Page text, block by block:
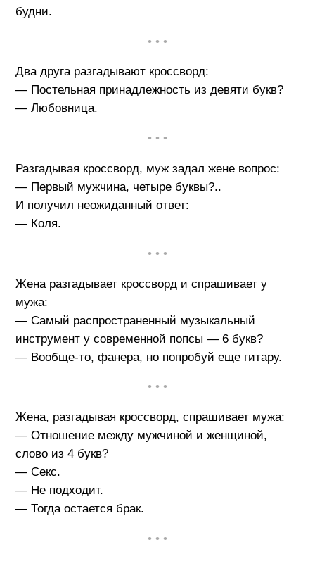
будни.
• • •
Два друга разгадывают кроссворд:
— Постельная принадлежность из девяти букв?
— Любовница.
• • •
Разгадывая кроссворд, муж задал жене вопрос:
— Первый мужчина, четыре буквы?..
И получил неожиданный ответ:
— Коля.
• • •
Жена разгадывает кроссворд и спрашивает у
мужа:
— Cамый распространенный музыкальный
инструмент у современной попсы — 6 букв?
— Вообще-то, фанера, но попробуй еще гитару.
• • •
Жена, разгадывая кроссворд, спрашивает мужа:
— Отношение между мужчиной и женщиной,
слово из 4 букв?
— Секс.
— Не подходит.
— Тогда остается брак.
• • •